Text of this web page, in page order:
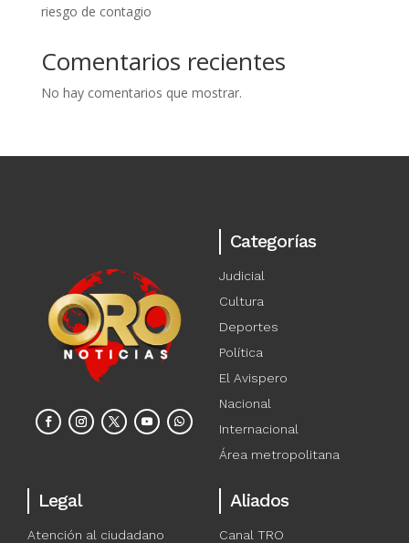
riesgo de contagio
Comentarios recientes
No hay comentarios que mostrar.
Categorías
Judicial
Cultura
Deportes
Política
El Avispero
Nacional
Internacional
Área metropolitana
Legal
Atención al ciudadano
Aliados
Canal TRO